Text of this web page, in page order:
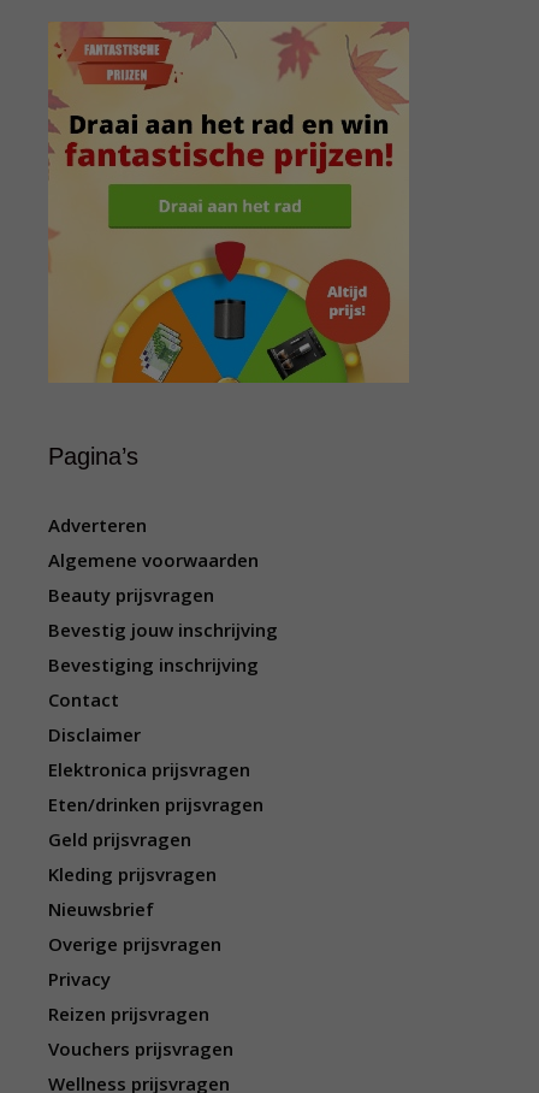
Pagina’s
Adverteren
Algemene voorwaarden
Beauty prijsvragen
Bevestig jouw inschrijving
Bevestiging inschrijving
Contact
Disclaimer
Elektronica prijsvragen
Eten/drinken prijsvragen
Geld prijsvragen
Kleding prijsvragen
Nieuwsbrief
Overige prijsvragen
Privacy
Reizen prijsvragen
Vouchers prijsvragen
Wellness prijsvragen